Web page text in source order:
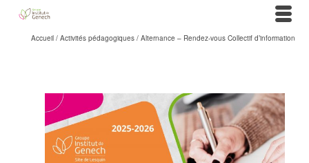
Accueil / Activités pédagogiques / Alternance – Rendez-vous Collectif d’information